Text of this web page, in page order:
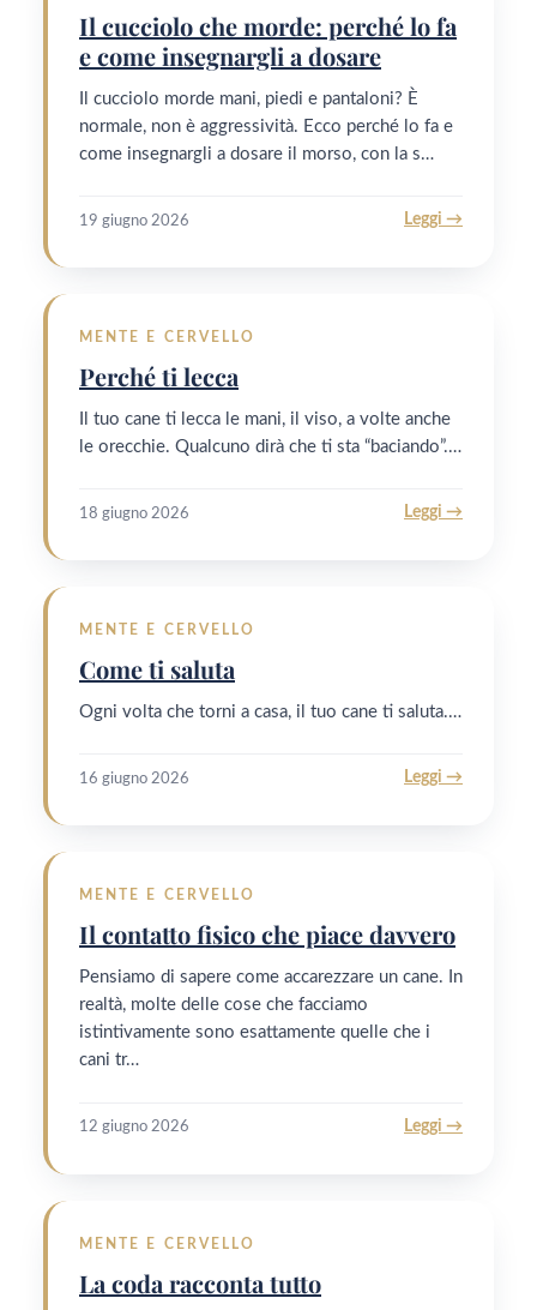
Il cucciolo che morde: perché lo fa
e come insegnargli a dosare
Il cucciolo morde mani, piedi e pantaloni? È
normale, non è aggressività. Ecco perché lo fa e
come insegnargli a dosare il morso, con la s…
19 giugno 2026 Leggi →
MENTE E CERVELLO
Perché ti lecca
Il tuo cane ti lecca le mani, il viso, a volte anche
le orecchie. Qualcuno dirà che ti sta “baciando”.…
18 giugno 2026 Leggi →
MENTE E CERVELLO
Come ti saluta
Ogni volta che torni a casa, il tuo cane ti saluta.…
16 giugno 2026 Leggi →
MENTE E CERVELLO
Il contatto fisico che piace davvero
Pensiamo di sapere come accarezzare un cane. In
realtà, molte delle cose che facciamo
istintivamente sono esattamente quelle che i
cani tr…
12 giugno 2026 Leggi →
MENTE E CERVELLO
La coda racconta tutto